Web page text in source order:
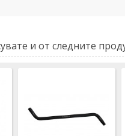
и от следните